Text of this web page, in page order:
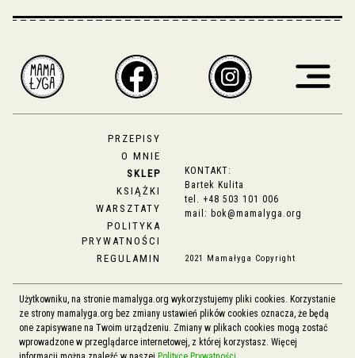
PRZEPISY
O MNIE
SKLEP
KSIĄŻKI
WARSZTATY
POLITYKA
PRYWATNOŚCI
REGULAMIN
KONTAKT:
Bartek Kulita
tel. +48 503 101 006
mail: bok@mamalyga.org
2021 Mamałyga Copyright
Użytkowniku, na stronie mamalyga.org wykorzystujemy pliki cookies. Korzystanie
ze strony mamalyga.org bez zmiany ustawień plików cookies oznacza, że będą
one zapisywane na Twoim urządzeniu. Zmiany w plikach cookies mogą zostać
wprowadzone w przeglądarce internetowej, z której korzystasz. Więcej